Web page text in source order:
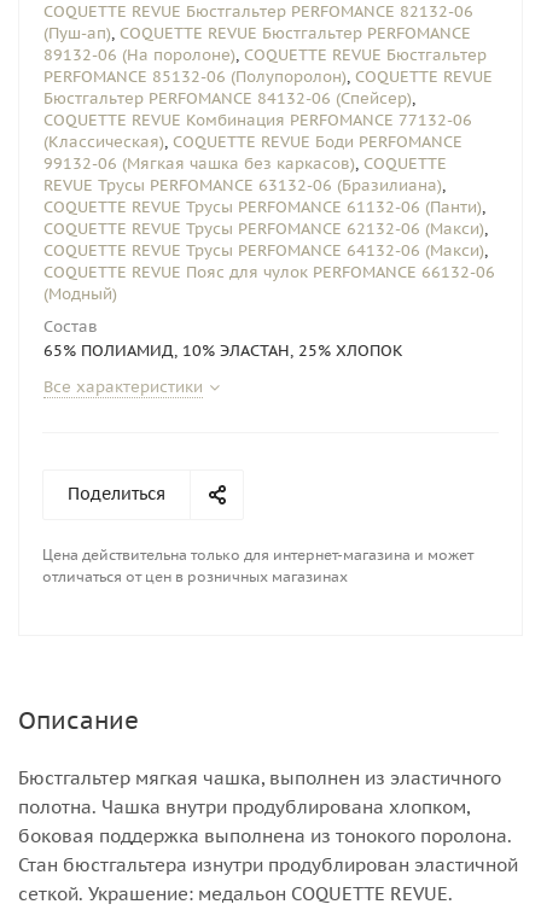
COQUETTE REVUE Бюстгальтер PERFOMANCE 82132-06
(Пуш-ап), COQUETTE REVUE Бюстгальтер PERFOMANCE
89132-06 (На поролоне), COQUETTE REVUE Бюстгальтер
PERFOMANCE 85132-06 (Полупоролон), COQUETTE REVUE
Бюстгальтер PERFOMANCE 84132-06 (Спейсер),
COQUETTE REVUE Комбинация PERFOMANCE 77132-06
(Классическая), COQUETTE REVUE Боди PERFOMANCE
99132-06 (Мягкая чашка без каркасов), COQUETTE
REVUE Трусы PERFOMANCE 63132-06 (Бразилиана),
COQUETTE REVUE Трусы PERFOMANCE 61132-06 (Панти),
COQUETTE REVUE Трусы PERFOMANCE 62132-06 (Макси),
COQUETTE REVUE Трусы PERFOMANCE 64132-06 (Макси),
COQUETTE REVUE Пояс для чулок PERFOMANCE 66132-06
(Модный)
Состав
65% ПОЛИАМИД, 10% ЭЛАСТАН, 25% ХЛОПОК
Все характеристики
Поделиться
Цена действительна только для интернет-магазина и может
отличаться от цен в розничных магазинах
Описание
Бюстгальтер мягкая чашка, выполнен из эластичного
полотна. Чашка внутри продублирована хлопком,
боковая поддержка выполнена из тонокого поролона.
Стан бюстгальтера изнутри продублирован эластичной
сеткой. Украшение: медальон COQUETTE REVUE.